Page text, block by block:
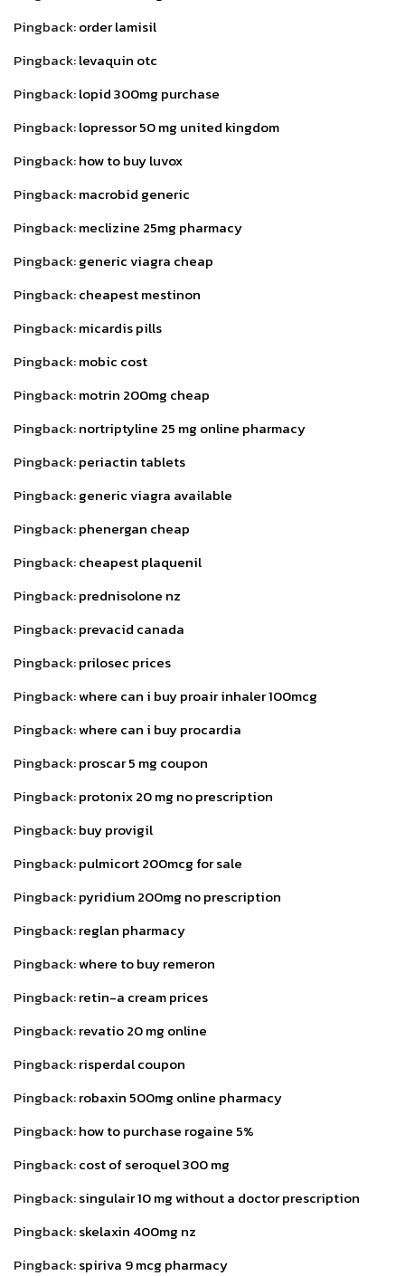
Pingback:order lamisil
Pingback:levaquin otc
Pingback:lopid 300mg purchase
Pingback:lopressor 50 mg united kingdom
Pingback:how to buy luvox
Pingback:macrobid generic
Pingback:meclizine 25mg pharmacy
Pingback:generic viagra cheap
Pingback:cheapest mestinon
Pingback:micardis pills
Pingback:mobic cost
Pingback:motrin 200mg cheap
Pingback:nortriptyline 25 mg online pharmacy
Pingback:periactin tablets
Pingback:generic viagra available
Pingback:phenergan cheap
Pingback:cheapest plaquenil
Pingback:prednisolone nz
Pingback:prevacid canada
Pingback:prilosec prices
Pingback:where can i buy proair inhaler 100mcg
Pingback:where can i buy procardia
Pingback:proscar 5 mg coupon
Pingback:protonix 20 mg no prescription
Pingback:buy provigil
Pingback:pulmicort 200mcg for sale
Pingback:pyridium 200mg no prescription
Pingback:reglan pharmacy
Pingback:where to buy remeron
Pingback:retin-a cream prices
Pingback:revatio 20 mg online
Pingback:risperdal coupon
Pingback:robaxin 500mg online pharmacy
Pingback:how to purchase rogaine 5%
Pingback:cost of seroquel 300 mg
Pingback:singulair 10 mg without a doctor prescription
Pingback:skelaxin 400mg nz
Pingback:spiriva 9 mcg pharmacy